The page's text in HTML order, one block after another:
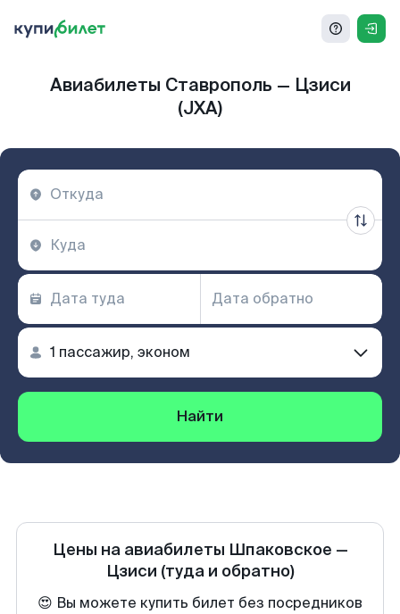
Авиабилеты Ставрополь — Цзиси
(JXA)
Найти
Цены на авиабилеты Шпаковское —
Цзиси (туда и обратно)
😍 Вы можете купить билет без посредников